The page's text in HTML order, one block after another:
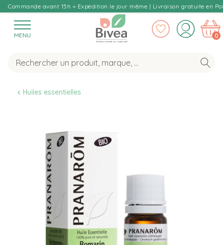
Commande avant 15h = Expédition le jour même | Livraison gratuite en
MENU 0
Huiles essentielles